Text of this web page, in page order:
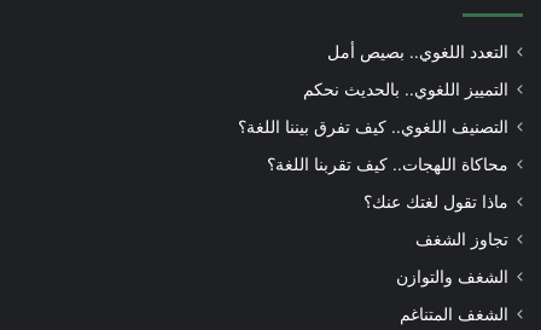
التعدد اللغوي.. بصيص أمل
التمييز اللغوي.. بالحديث نحكم
التصنيف اللغوي.. كيف تفرق بيننا اللغة؟
محاكاة اللهجات.. كيف تقربنا اللغة؟
ماذا تقول لغتك عنك؟
تجاوز الشغف
الشغف والتوازن
الشغف المتناغم